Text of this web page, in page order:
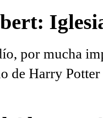
por mucha
de Harry